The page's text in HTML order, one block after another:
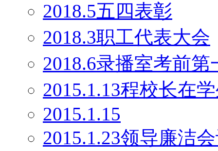
2018.5五四表彰
2018.3职工代表大会
2018.6录播室考前第
2015.1.13程校长在
2015.1.15
2015.1.23领导廉洁